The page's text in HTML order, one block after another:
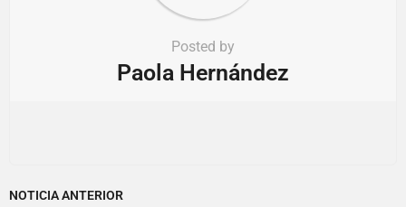
Posted by
Paola Hernández
NOTICIA ANTERIOR